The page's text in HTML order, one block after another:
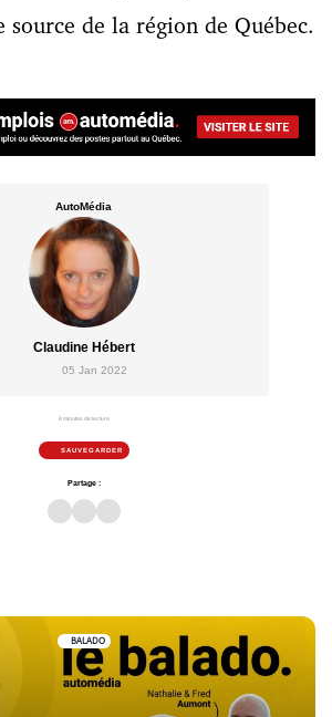
AutoMédia
Claudine Hébert
05 Jan 2022
8 minutes de lecture
SAUVEGARDER
Partage :
de la région de Québec.
BALADO